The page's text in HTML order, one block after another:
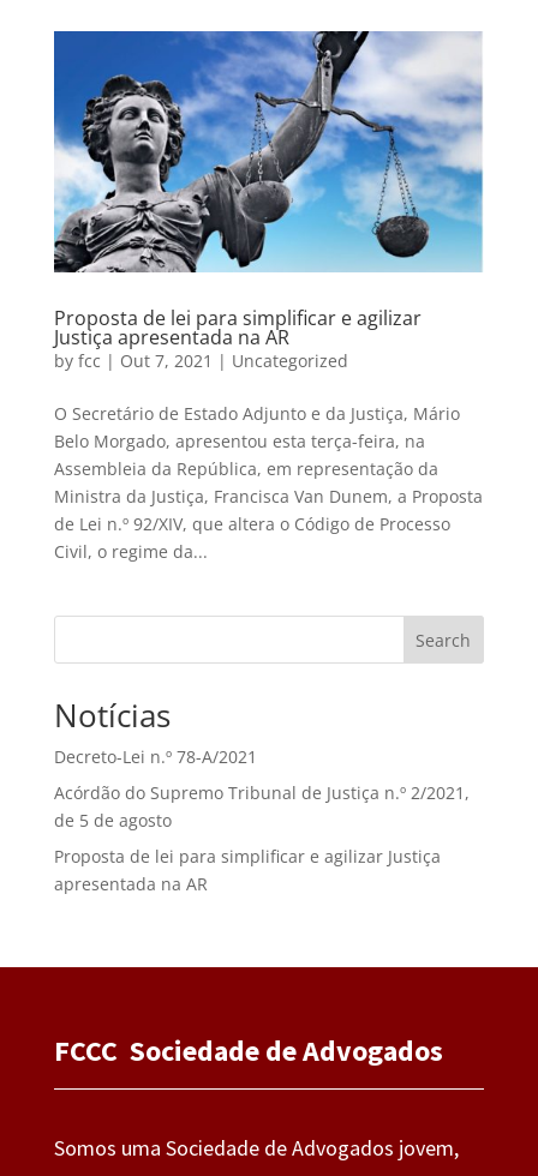
Proposta de lei para simplificar e agilizar
Justiça apresentada na AR
by fcc | Out 7, 2021 | Uncategorized
O Secretário de Estado Adjunto e da Justiça, Mário
Belo Morgado, apresentou esta terça-feira, na
Assembleia da República, em representação da
Ministra da Justiça, Francisca Van Dunem, a Proposta
de Lei n.º 92/XIV, que altera o Código de Processo
Civil, o regime da...
Search
Notícias
Decreto-Lei n.º 78-A/2021
Acórdão do Supremo Tribunal de Justiça n.º 2/2021,
de 5 de agosto
Proposta de lei para simplificar e agilizar Justiça
apresentada na AR
FCCC Sociedade de Advogados
Somos uma Sociedade de Advogados jovem,